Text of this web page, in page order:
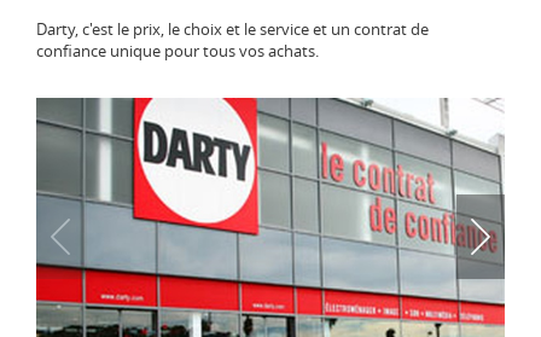
Darty, c'est le prix, le choix et le service et un contrat de
confiance unique pour tous vos achats.